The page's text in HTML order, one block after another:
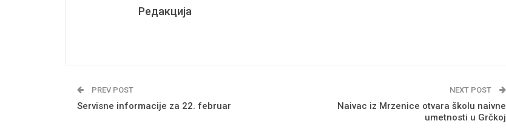
Редакција
PREV POST
Servisne informacije za 22. februar
NEXT POST
Naivac iz Mrzenice otvara školu naivne
umetnosti u Grčkoj